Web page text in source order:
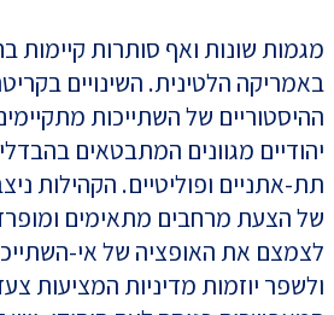
מגמות שונות ואף סותרות קיימות
באמריקה הלטינית. השינויים
ההיסטוריים של השתייכות
יהודיים מגוונים המתבטאים
תת-אתניים ופוליטיים. הקהילות
של הצעת מרחבים מתאימים
לצמצם את האופציה של אי-
ולשפר יוזמות מדיניות המציעות